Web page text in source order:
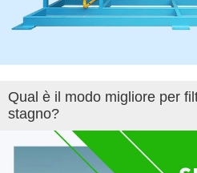
Qual è il modo migliore per
stagno?